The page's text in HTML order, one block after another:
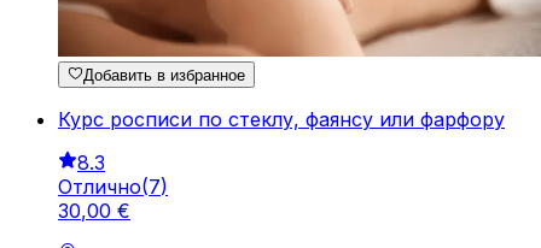
Добавить в избранное
Курс росписи по стеклу, фаянсу или фарфору
8.3
Отлично(7)
30,00 €